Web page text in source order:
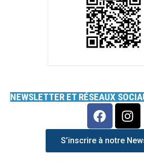
NEWSLETTER ET RÉSEAUX
S’inscrire à notre